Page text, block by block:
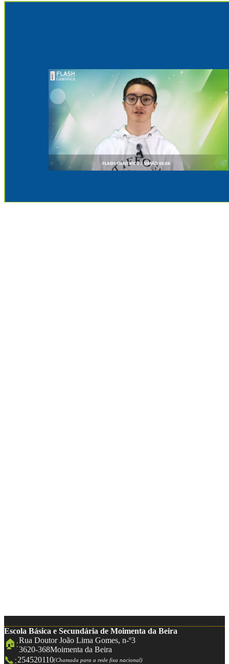
Escola Básica e Secundária de Moimenta da Beira
🏠:Rua Doutor João Lima Gomes, n-º3
3620-368Moimenta da Beira
📞:254520110(Chamada para a rede fixa nacional)